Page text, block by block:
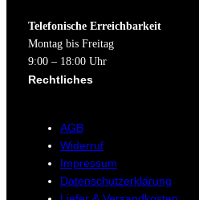
Telefonische Erreichbarkeit
Montag bis Freitag
9:00 – 18:00 Uhr
Rechtliches
AGB
Widerruf
Impressum
Datenschutzerklärung